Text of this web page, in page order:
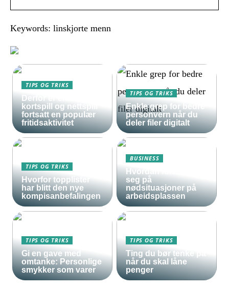
Keywords: linskjorte menn
TIPS OG TRIKS
Derfor er enkle
kortspill og nettspill
fortsatt en populær
fritidsaktivitet
TIPS OG TRIKS
Enkle grep for bedre
personvern når du
deler filer digitalt
TIPS OG TRIKS
Hvorfor topplister
har blitt den nye
kompisanbefalingen
BUSINESS
Hvordan forberede
seg på
nødsituasjoner på
arbeidsplassen
TIPS OG TRIKS
Gi en gave med
omtanke: Personlige
smykker som varer
TIPS OG TRIKS
Ting du bør tenke på
når du skal låne
penger